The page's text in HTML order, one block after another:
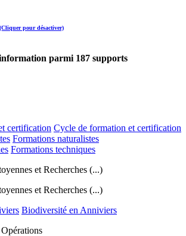
(Cliquer pour désactiver)
parmi 187 supports
certification Cycle de formation et certification
Formations naturalistes
Formations techniques
et Recherches (...)
et Recherches (...)
Biodiversité en Anniviers